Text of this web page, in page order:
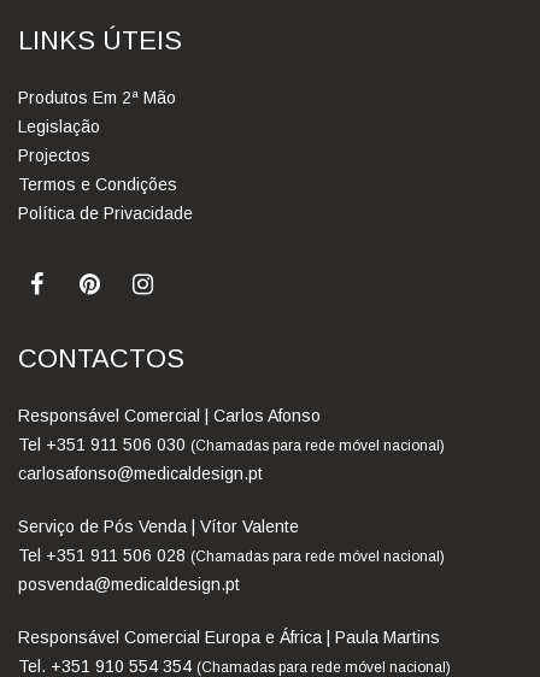
LINKS ÚTEIS
Produtos Em 2ª Mão
Legislação
Projectos
Termos e Condições
Política de Privacidade
CONTACTOS
Responsável Comercial | Carlos Afonso
Tel +351 911 506 030 (Chamadas para rede móvel nacional)
carlosafonso@medicaldesign.pt
Serviço de Pós Venda | Vítor Valente
Tel +351 911 506 028 (Chamadas para rede móvel nacional)
posvenda@medicaldesign.pt
Responsável Comercial Europa e África | Paula Martins
Tel. +351 910 554 354 (Chamadas para rede móvel nacional)